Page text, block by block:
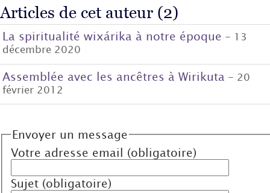
Articles de cet auteur (2)
La spiritualité wixárika à notre époque - 13
décembre 2020
Assemblée avec les ancêtres à Wirikuta - 20
février 2012
Envoyer un message
Votre adresse email (obligatoire)
Sujet (obligatoire)